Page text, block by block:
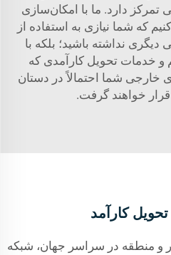
تمرکز دارد. ما با امکان‌سازی
که شما نیازی به استفاده از
نداشته باشید؛ بلکه با
خدمات تحویل کارآمدی که
شما احتمالاً در دستان
خواهند گرفت.
کارآمد
در بیش از ۲۲۰ کشور و منطقه در سراسر جهان، شبکه